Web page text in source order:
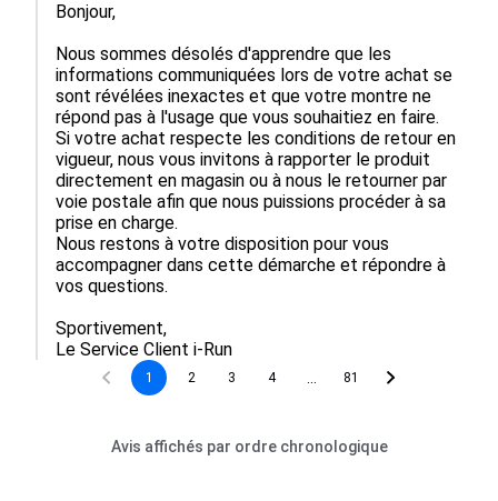
Bonjour,
Nous sommes désolés d'apprendre que les
informations communiquées lors de votre achat se
sont révélées inexactes et que votre montre ne
répond pas à l'usage que vous souhaitiez en faire.
Si votre achat respecte les conditions de retour en
vigueur, nous vous invitons à rapporter le produit
directement en magasin ou à nous le retourner par
voie postale afin que nous puissions procéder à sa
prise en charge.
Nous restons à votre disposition pour vous
accompagner dans cette démarche et répondre à
vos questions.
Sportivement,
Le Service Client i-Run
1 2 3 4 81
Avis affichés par ordre chronologique